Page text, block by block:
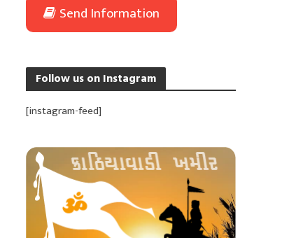
Send Information
Follow us on Instagram
[instagram-feed]